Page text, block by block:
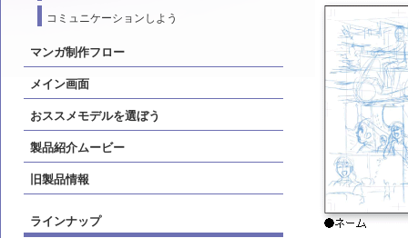
コミュニケーションしよう
マンガ制作フロー
メイン画面
おススメモデルを選ぼう
製品紹介ムービー
旧製品情報
ラインナップ